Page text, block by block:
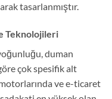
tasarlanmıştır.
Teknolojileri
duman
çok spesifik alt
ve e-ticaret